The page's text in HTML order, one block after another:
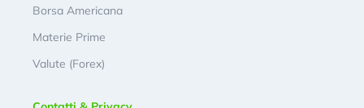
Borsa Americana
Materie Prime
Valute (Forex)